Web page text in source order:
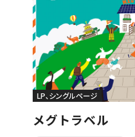
LP、シングルページ
メグトラベル